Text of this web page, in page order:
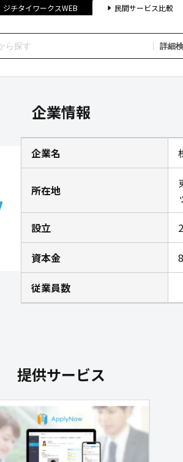
ジチタイワークスWEB 民間サービス比較
詳細
企業情報
企業名
所在地
設立
資本金
従業員数
提供サービス